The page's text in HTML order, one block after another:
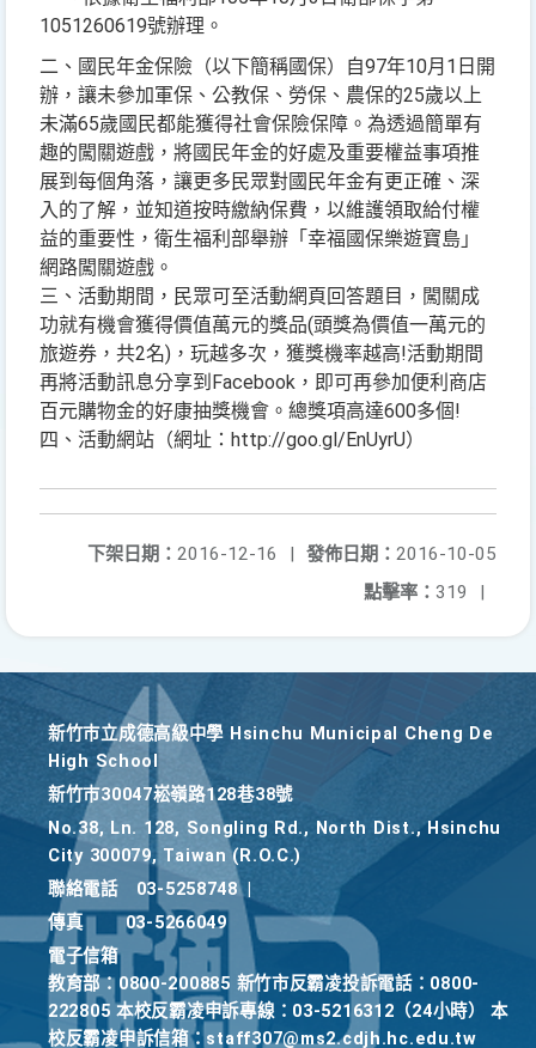
1051260619號辦理。
二、國民年金保險（以下簡稱國保）自97年10月1日開
辦，讓未參加軍保、公教保、勞保、農保的25歲以上
未滿65歲國民都能獲得社會保險保障。為透過簡單有
趣的闖關遊戲，將國民年金的好處及重要權益事項推
展到每個角落，讓更多民眾對國民年金有更正確、深
入的了解，並知道按時繳納保費，以維護領取給付權
益的重要性，衛生福利部舉辦「幸福國保樂遊寶島」
網路闖關遊戲。
三、活動期間，民眾可至活動網頁回答題目，闖關成
功就有機會獲得價值萬元的獎品(頭獎為價值一萬元的
旅遊券，共2名)，玩越多次，獲獎機率越高!活動期間
再將活動訊息分享到Facebook，即可再參加便利商店
百元購物金的好康抽獎機會。總獎項高達600多個!
四、活動網站（網址：http://goo.gl/EnUyrU）
發佈日期： 2016-10-05
下架日期： 2016-12-16
|
點擊率： 319 |
新竹巿立成德高級中學 Hsinchu Municipal Cheng De
High School
新竹巿30047崧嶺路128巷38號
No.38, Ln. 128, Songling Rd., North Dist., Hsinchu
City 300079, Taiwan (R.O.C.)
聯絡電話
03-5258748
傳真
03-5266049
電子信箱
教育部：0800-200885 新竹市反霸凌投訴電話：0800-
222805 本校反霸凌申訴專線：03-5216312（24小時） 本
校反霸凌申訴信箱：staff307@ms2.cdjh.hc.edu.tw